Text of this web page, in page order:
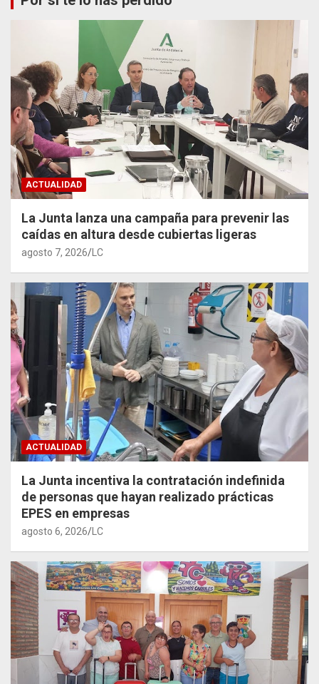
ACTUALIDAD
La Junta lanza una campaña para prevenir las
caídas en altura desde cubiertas ligeras
agosto 7, 2026 LC
ACTUALIDAD
La Junta incentiva la contratación indefinida
de personas que hayan realizado prácticas
EPES en empresas
agosto 6, 2026 LC